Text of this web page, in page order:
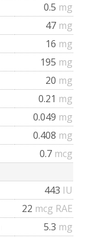
0.5 mg
47 mg
16 mg
195 mg
20 mg
0.21 mg
0.049 mg
0.408 mg
0.7 mcg
443 IU
22 mcg RAE
5.3 mg